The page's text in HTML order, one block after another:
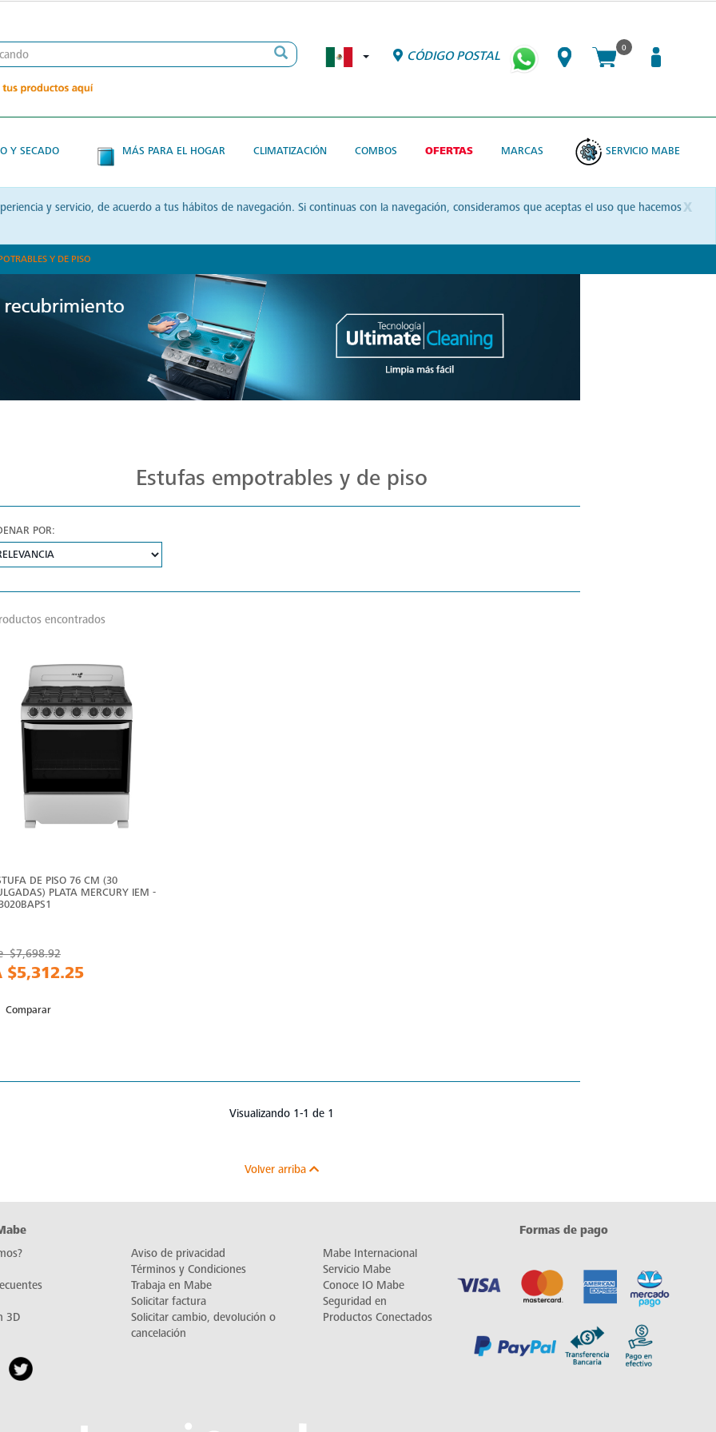
CÓDIGO POSTAL
0
Y SECADO MÁS PARA EL HOGAR CLIMATIZACIÓN COMBOS OFERTAS MARCAS SERVICIO MABE
x
y servicio, de acuerdo a tus hábitos de navegación. Si continuas con la navegación, consideramos que aceptas el uso que hacemos
Y DE PISO
Estufas empotrables y de piso
POR:
encontrados
DE PISO 76 CM (30
PLATA MERCURY IEM -
$7,698.92
$5,312.25
Comparar
Visualizando 1-1 de 1
Volver arriba
3D
Aviso de privacidad
Términos y Condiciones
Trabaja en Mabe
Solicitar factura
Solicitar cambio, devolución o
cancelación
Mabe Internacional
Servicio Mabe
Conoce IO Mabe
Seguridad en
Productos Conectados
Formas de pago